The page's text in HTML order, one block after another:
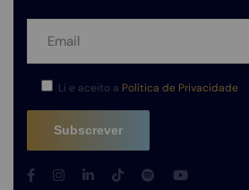
Li e aceito a Política de Privacidade